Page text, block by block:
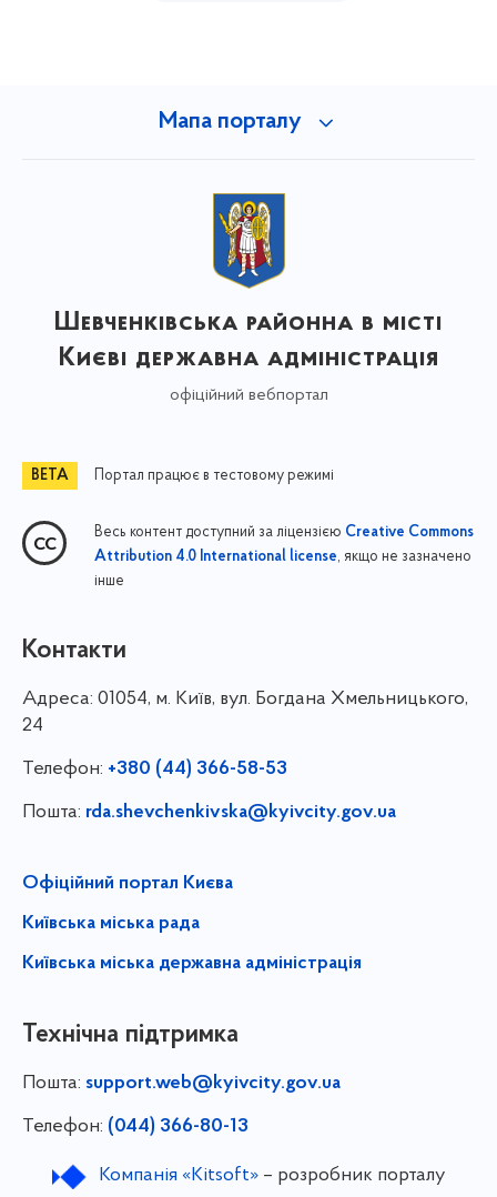
Мапа порталу
Шевченківська районна в місті
Києві державна адміністрація
офіційний вебпортал
Портал працює в тестовому режимі
Весь контент доступний за ліцензією Creative Commons
Attribution 4.0 International license, якщо не зазначено
інше
Контакти
Адреса: 01054, м. Київ, вул. Богдана Хмельницького,
24
Телефон: +380 (44) 366-58-53
Пошта: rda.shevchenkivska@kyivcity.gov.ua
Офіційний портал Києва
Київська міська рада
Київська міська державна адміністрація
Технічна підтримка
Пошта: support.web@kyivcity.gov.ua
Телефон: (044) 366-80-13
Компанія «Kitsoft»– розробник порталу